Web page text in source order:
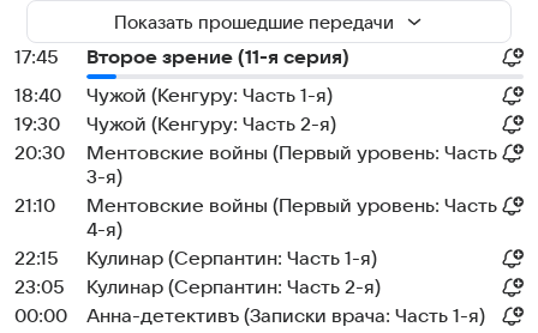
Показать прошедшие передачи
17:45
Второе зрение (11-я серия)
18:40
Чужой (Кенгуру: Часть 1-я)
19:30
Чужой (Кенгуру: Часть 2-я)
20:30
Ментовские войны (Первый уровень: Часть
3-я)
21:10
Ментовские войны (Первый уровень: Часть
4-я)
22:15
Кулинар (Серпантин: Часть 1-я)
23:05
Кулинар (Серпантин: Часть 2-я)
00:00
Анна-детективъ (Записки врача: Часть 1-я)